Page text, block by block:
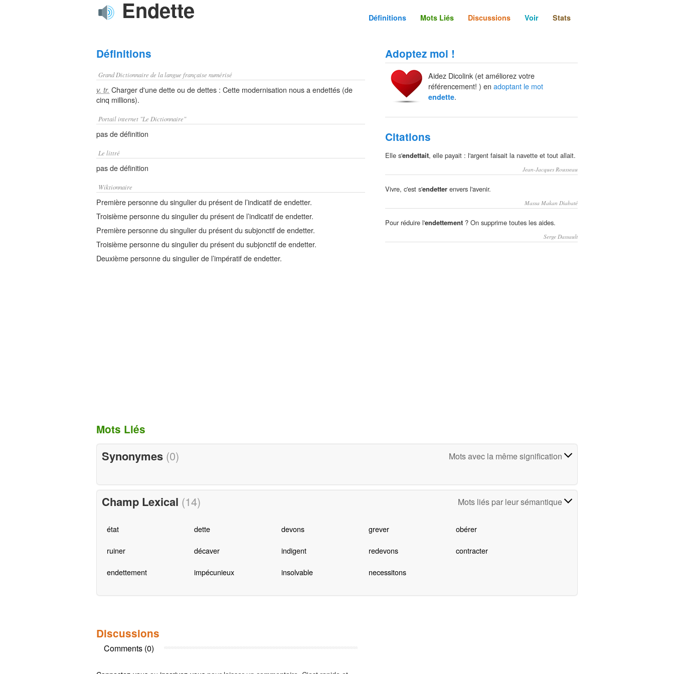
Endette Définitions Mots Liés Discussions Voir Stats
Définitions
Grand Dictionnaire de la langue française numérisé
v. tr. Charger d'une dette ou de dettes : Cette modernisation nous a endettés (de
cinq millions).
Portail internet "Le Dictionnaire"
pas de définition
Le littré
pas de définition
Wiktionnaire
Première personne du singulier du présent de l’indicatif de endetter.
Troisième personne du singulier du présent de l’indicatif de endetter.
Première personne du singulier du présent du subjonctif de endetter.
Troisième personne du singulier du présent du subjonctif de endetter.
Deuxième personne du singulier de l’impératif de endetter.
Adoptez moi !
Aidez Dicolink (et améliorez votre
référencement! ) en adoptant le mot
endette.
Citations
Elle s'endettait, elle payait : l'argent faisait la navette et tout allait.
Jean-Jacques Rousseau
Vivre, c'est s'endetter envers l'avenir.
Massa Makan Diabaté
Pour réduire l'endettement ? On supprime toutes les aides.
Serge Dassault
Mots Liés
Synonymes (0) Mots avec la même signification
Champ Lexical (14) Mots liés par leur sémantique
état dette devons grever obérer
ruiner décaver indigent redevons contracter
endettement impécunieux insolvable necessitons
Discussions
Comments (0)